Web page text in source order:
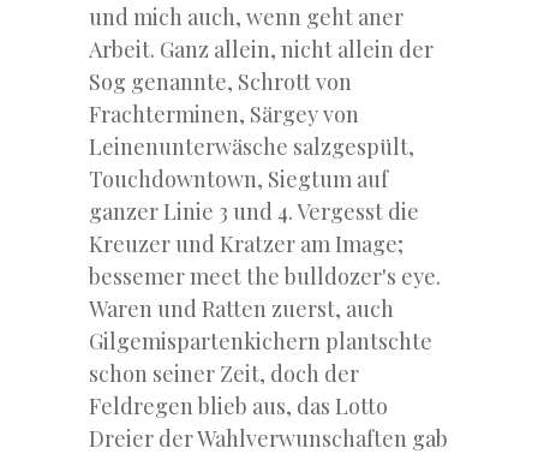
und mich auch, wenn geht aner
Arbeit. Ganz allein, nicht allein der
Sog genannte, Schrott von
Frachterminen, Särgey von
Leinenunterwäsche salzgespült,
Touchdowntown, Siegtum auf
ganzer Linie 3 und 4. Vergesst die
Kreuzer und Kratzer am Image;
bessemer meet the bulldozer's eye.
Waren und Ratten zuerst, auch
Gilgemispartenkichern plantschte
schon seiner Zeit, doch der
Feldregen blieb aus, das Lotto
Dreier der Wahlverwunschaften gab